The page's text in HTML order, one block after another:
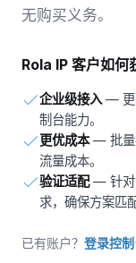
无购买义务。
Rola IP 客户如何
企业级接入 — 更
制台能力。
更优成本— 批量
流量成本。
验证适配— 针对
求，确保方案匹配
已有账户？ 登录控